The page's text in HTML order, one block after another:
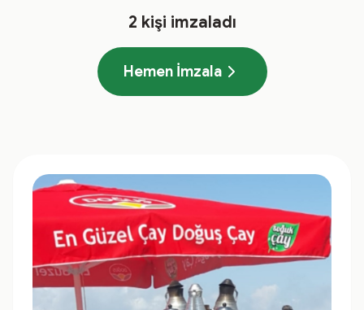
2 kişi imzaladı
Hemen İmzala